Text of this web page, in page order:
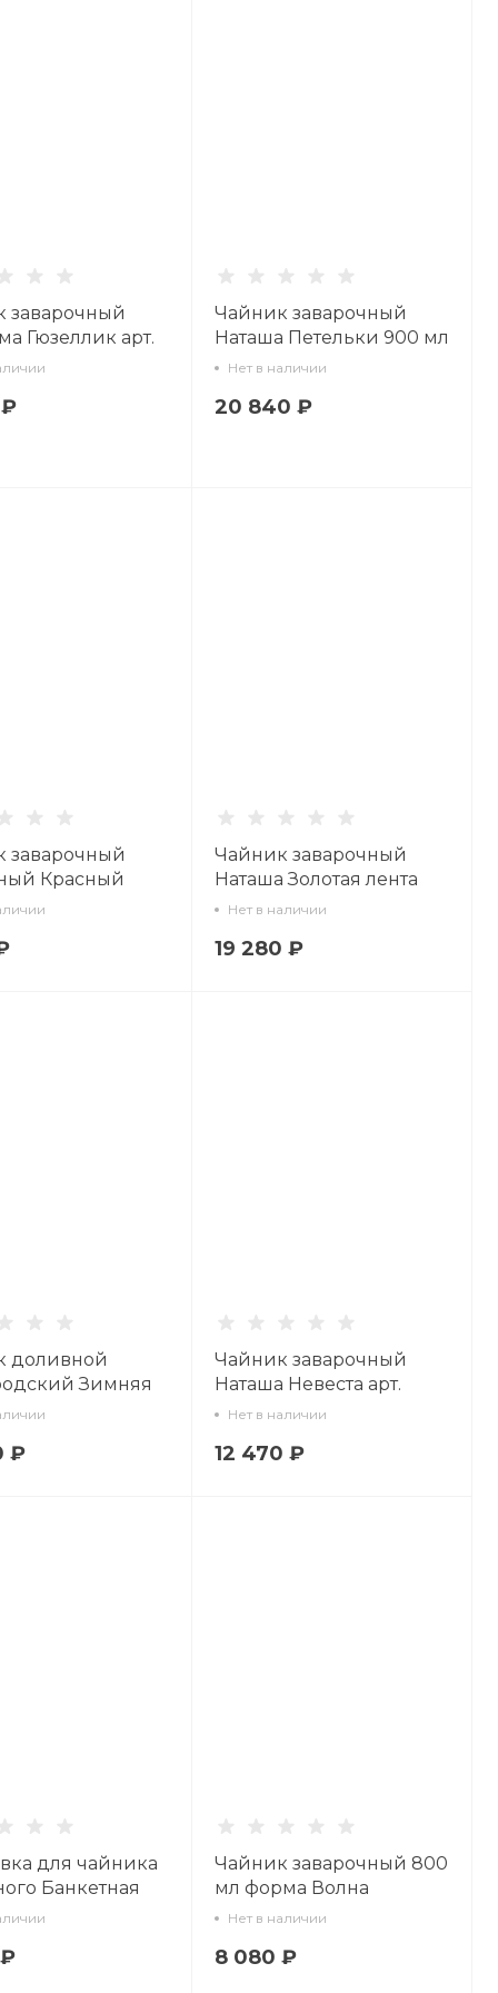
заварочный
Гюзеллик арт.
Чайник заварочный
Наташа Петельки 900 мл
арт. 80.08269.00.1
Нет в наличии
20 840 ₽
заварочный
Красный
80.00774.00.1
Чайник заварочный
Наташа Золотая лента
900 мл арт. 80.05470.00.1
Нет в наличии
19 280 ₽
доливной
Зимняя
мл арт.
₽
Чайник заварочный
Наташа Невеста арт.
80.08791.00.1
Нет в наличии
12 470 ₽
для чайника
Банкетная
Петербурга'
Чайник заварочный 800
мл форма Волна
рисунок Золотой кантик
Нет в наличии
8 080 ₽